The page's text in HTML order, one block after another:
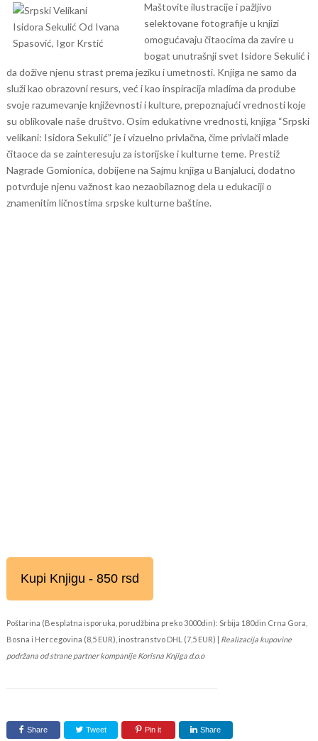
Maštovite ilustracije i pažljivo
selektovane fotografije u knjizi
omogućavaju čitaocima da zavire u
bogat unutrašnji svet Isidore Sekulić i
da dožive njenu strast prema jeziku i umetnosti. Knjiga ne samo da
služi kao obrazovni resurs, već i kao inspiracija mladima da prodube
svoje razumevanje književnosti i kulture, prepoznajući vrednosti koje
su oblikovale naše društvo. Osim edukativne vrednosti, knjiga “Srpski
velikani: Isidora Sekulić” je i vizuelno privlačna, čime privlači mlade
čitaoce da se zainteresuju za istorijske i kulturne teme. Prestiž
Nagrade Gomionica, dobijene na Sajmu knjiga u Banjaluci, dodatno
potvrđuje njenu važnost kao nezaobilaznog dela u edukaciji o
znamenitim ličnostima srpske kulturne baštine.
Kupi Knjigu - 850 rsd
Poštarina (Besplatna isporuka, porudžbina preko 3000din): Srbija 180din Crna Gora,
Bosna i Hercegovina (8,5 EUR), inostranstvo DHL (7,5 EUR) | Realizacija kupovine
podržana od strane partner kompanije Korisna Knjiga d.o.o
Share Tweet Pin it Share